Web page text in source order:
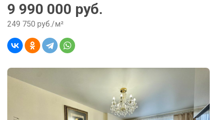
9 990 000 руб.
249 750 руб./м²